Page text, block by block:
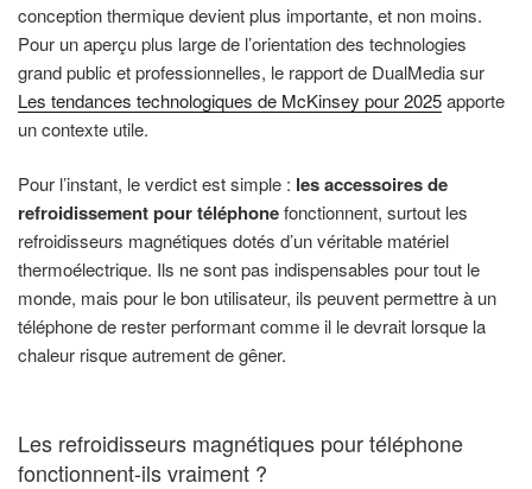
conception thermique devient plus importante, et non moins.
Pour un aperçu plus large de l’orientation des technologies
grand public et professionnelles, le rapport de DualMedia sur
Les tendances technologiques de McKinsey pour 2025apporte
un contexte utile.
Pour l’instant, le verdict est simple : les accessoires de
refroidissement pour téléphonefonctionnent, surtout les
refroidisseurs magnétiques dotés d’un véritable matériel
thermoélectrique. Ils ne sont pas indispensables pour tout le
monde, mais pour le bon utilisateur, ils peuvent permettre à un
téléphone de rester performant comme il le devrait lorsque la
chaleur risque autrement de gêner.
Les refroidisseurs magnétiques pour téléphone
fonctionnent-ils vraiment ?